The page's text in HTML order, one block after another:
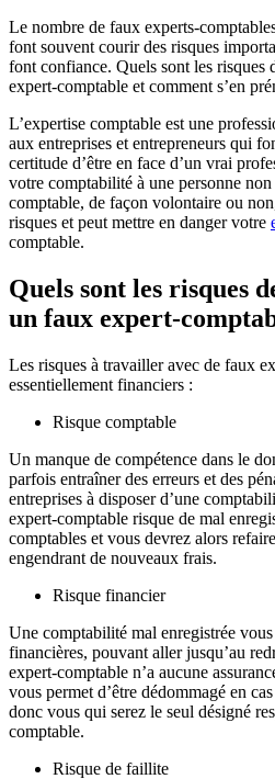
Le nombre de faux experts-
font souvent courir des risques
font confiance. Quels sont les risques
expert-comptable et comment s’en
L’expertise comptable est une
aux entreprises et entrepreneurs qui
certitude d’être en face d’un vrai
votre comptabilité à une personne
comptable, de façon volontaire ou
risques et peut mettre en danger votre
comptable.
Quels sont les risques
un faux expert-
Les risques à travailler avec de faux
essentiellement financiers :
Risque comptable
Un manque de compétence dans le
parfois entraîner des erreurs et des
entreprises à disposer d’une
expert-comptable risque de mal
comptables et vous devrez alors
engendrant de nouveaux frais.
Risque financier
Une comptabilité mal enregistrée
financières, pouvant aller jusqu’au
expert-comptable n’a aucune
vous permet d’être dédommagé en
donc vous qui serez le seul désigné
comptable.
Risque de faillite